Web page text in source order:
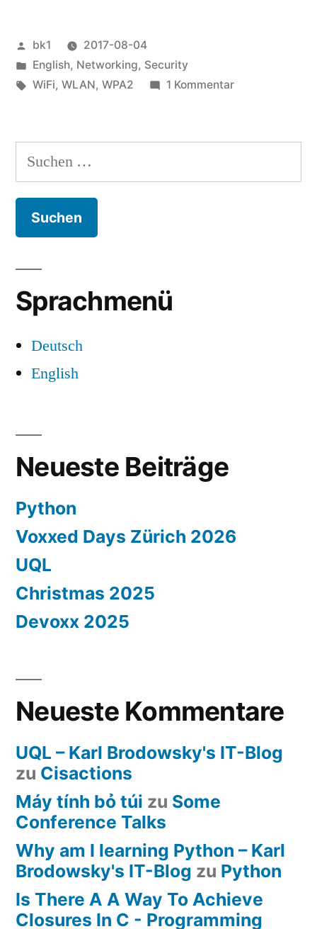
Veröffentlicht
von
bk1
2017-08-04
Veröffentlicht
unter
English, Networking, Security
Schlagwörter:
WiFi, WLAN, WPA2 1 Kommentarzu
Suchen
nach:
Sprachmenü
Deutsch
English
Neueste Beiträge
Python
Voxxed Days Zürich 2026
UQL
Christmas 2025
Devoxx 2025
Neueste Kommentare
UQL – Karl Brodowsky's IT-Blog
zu Cisactions
Máy tính bỏ túi zu Some
Conference Talks
Why am I learning Python – Karl
Brodowsky's IT-Blog zu Python
Is There A A Way To Achieve
Closures In C - Programming